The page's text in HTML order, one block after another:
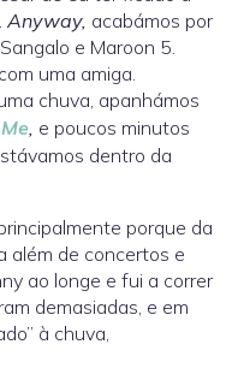
Anyway, acabámos por
e Maroon 5.
uma amiga.
chuva, apanhámos
, e poucos minutos
dentro da
porque da
além de concertos e
ao longe e fui a correr
demasiadas, e em
à chuva,